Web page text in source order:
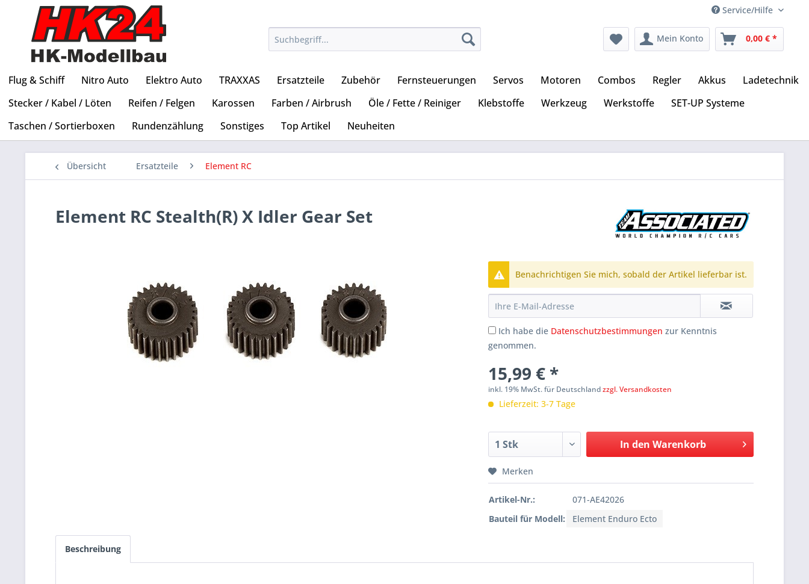
Service/Hilfe
Mein Konto 0,00 € *
Flug & Schiff Nitro Auto Elektro Auto TRAXXAS Ersatzteile Zubehör Fernsteuerungen Servos Motoren Combos Regler Akkus
Ladetechnik
Stecker / Kabel / Löten
Reifen / Felgen Karossen Farben / Airbrush Öle / Fette / Reiniger Klebstoffe Werkzeug Werkstoffe
SET-UP Systeme
Taschen / Sortierboxen
Rundenzählung Sonstiges Top Artikel Neuheiten
Übersicht Ersatzteile Element RC
Element RC Stealth(R) X Idler Gear Set
Benachrichtigen Sie mich, sobald der Artikel lieferbar ist.
Ich habe die Datenschutzbestimmungen zur Kenntnis
genommen.
15,99 € *
inkl. 19% MwSt. für Deutschlandzzgl. Versandkosten
Lieferzeit: 3-7 Tage
In den Warenkorb
Merken
Artikel-Nr.:
071-AE42026
Bauteil für Modell:
Element Enduro Ecto
Beschreibung